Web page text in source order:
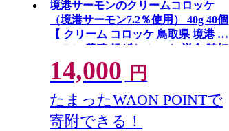
境港サーモンのクリームコロッケ
（境港サーモン7.2％使用） 40g 40個
【 クリーム コロッケ 鳥取県 境港 サ
ーモン 養殖 銀ザケ シャケ 洋食 時短
おかず 惣菜 おべんとう 弁当 簡単 冷
凍 贅沢 おもてなし パーティー 贈答
用 ギフト ご自宅用 島根県 安来市】
【14-SF-24】
14,000 円
たまったWAON POINTで
寄附できる！